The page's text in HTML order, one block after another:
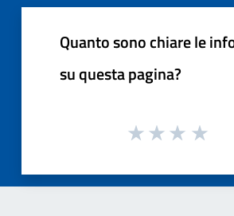
Quanto sono chiare le
su questa pagina?